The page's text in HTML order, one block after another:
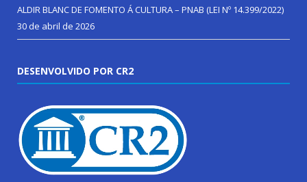
ALDIR BLANC DE FOMENTO Á CULTURA – PNAB (LEI Nº 14.399/2022)
30 de abril de 2026
DESENVOLVIDO POR CR2